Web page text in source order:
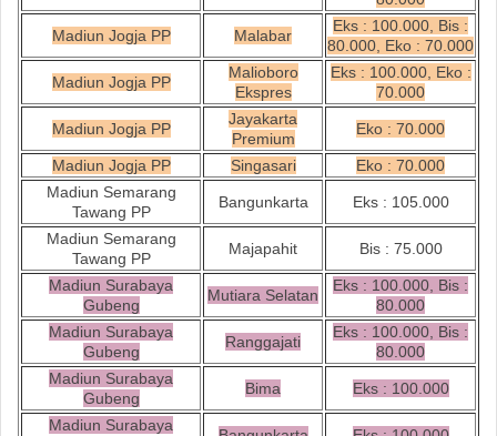
Madiun Jogja PP Malabar
Eks : 100.000, Bis :
80.000, Eko : 70.000
Madiun Jogja PP
Malioboro
Ekspres
Eks : 100.000, Eko :
70.000
Madiun Jogja PP
Jayakarta
Premium
Eko : 70.000
Madiun Jogja PP Singasari
Eko : 70.000
Madiun Semarang
Tawang PP
Bangunkarta Eks : 105.000
Madiun Semarang
Tawang PP
Majapahit Bis : 75.000
Madiun Surabaya
Gubeng
Mutiara Selatan
Eks : 100.000, Bis :
80.000
Madiun Surabaya
Gubeng
Ranggajati
Eks : 100.000, Bis :
80.000
Madiun Surabaya
Gubeng
Bima Eks : 100.000
Madiun Surabaya